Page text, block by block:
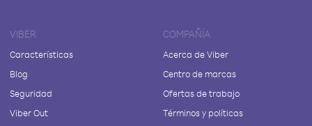
VIBER
Características
Blog
Seguridad
Viber Out
COMPAÑÍA
Acerca de Viber
Centro de marcas
Ofertas de trabajo
Términos y políticas